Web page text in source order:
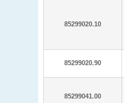
85299020.10
85299020.90
85299041.00